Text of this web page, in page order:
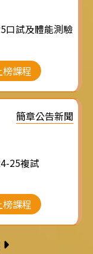
口試及體能測驗
課程
簡章公告新聞
25複試
課程